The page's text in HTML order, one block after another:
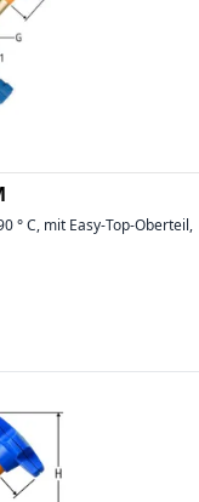
° C, mit Easy-Top-Oberteil,